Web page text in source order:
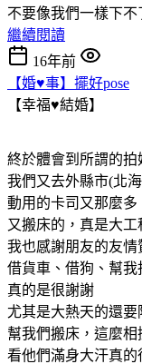
不要像我們一樣下不
繼續閱讀
16年前
【婚♥事】擺好pose
【幸福♥結婚】
終於體會到所謂的拍
我們又去外縣市(北
動用的卡司又那麼多
又搬床的，真是大工
我也感謝朋友的友情
借貨車、借狗、幫
真的是很謝謝
尤其是大熱天的還
幫我們搬床，這麼相
看他們滿身大汗真的